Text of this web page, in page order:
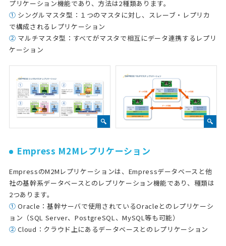
プリケーション機能であり、方法は2種類あります。
① シングルマスタ型：１つのマスタに対し、スレーブ・レプリカ
で構成されるレプリケーション
② マルチマスタ型：すべてがマスタで相互にデータ連携するレプリ
ケーション
Empress M2Mレプリケーション
EmpressのM2Mレプリケーションは、Empressデータベースと他
社の基幹系データベースとのレプリケーション機能であり、種類は
2つあります。
① Oracle：基幹サーバで使用されているOracleとのレプリケーシ
ョン（SQL Server、PostgreSQL、MySQL等も可能）
② Cloud：クラウド上にあるデータベースとのレプリケーション